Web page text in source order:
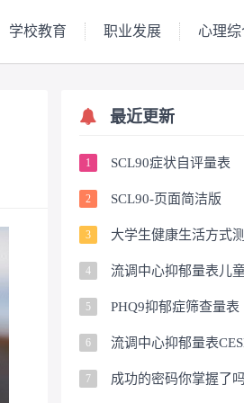
学校教育 职业发展 心理综
最近更新
1 SCL90症状自评量表
2 SCL90-页面简洁版
3 大学生健康生活方式
4 流调中心抑郁量表儿
5 PHQ9抑郁症筛查量表
6 流调中心抑郁量表
7 成功的密码你掌握了吗